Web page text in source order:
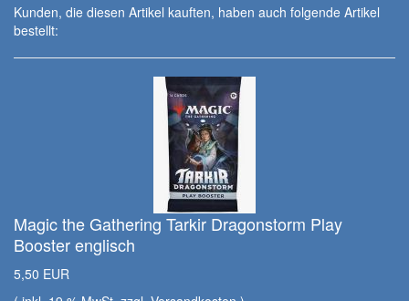
Kunden, die diesen Artikel kauften, haben auch folgende Artikel
bestellt:
Magic the Gathering Tarkir Dragonstorm Play
Booster englisch
5,50 EUR